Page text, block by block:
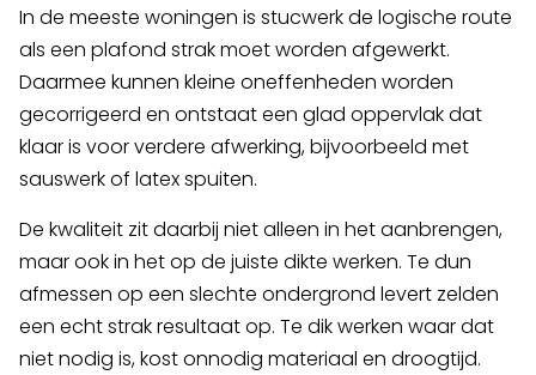
In de meeste woningen is stucwerk de logische route
als een plafond strak moet worden afgewerkt.
Daarmee kunnen kleine oneffenheden worden
gecorrigeerd en ontstaat een glad oppervlak dat
klaar is voor verdere afwerking, bijvoorbeeld met
sauswerk of latex spuiten.
De kwaliteit zit daarbij niet alleen in het aanbrengen,
maar ook in het op de juiste dikte werken. Te dun
afmessen op een slechte ondergrond levert zelden
een echt strak resultaat op. Te dik werken waar dat
niet nodig is, kost onnodig materiaal en droogtijd.